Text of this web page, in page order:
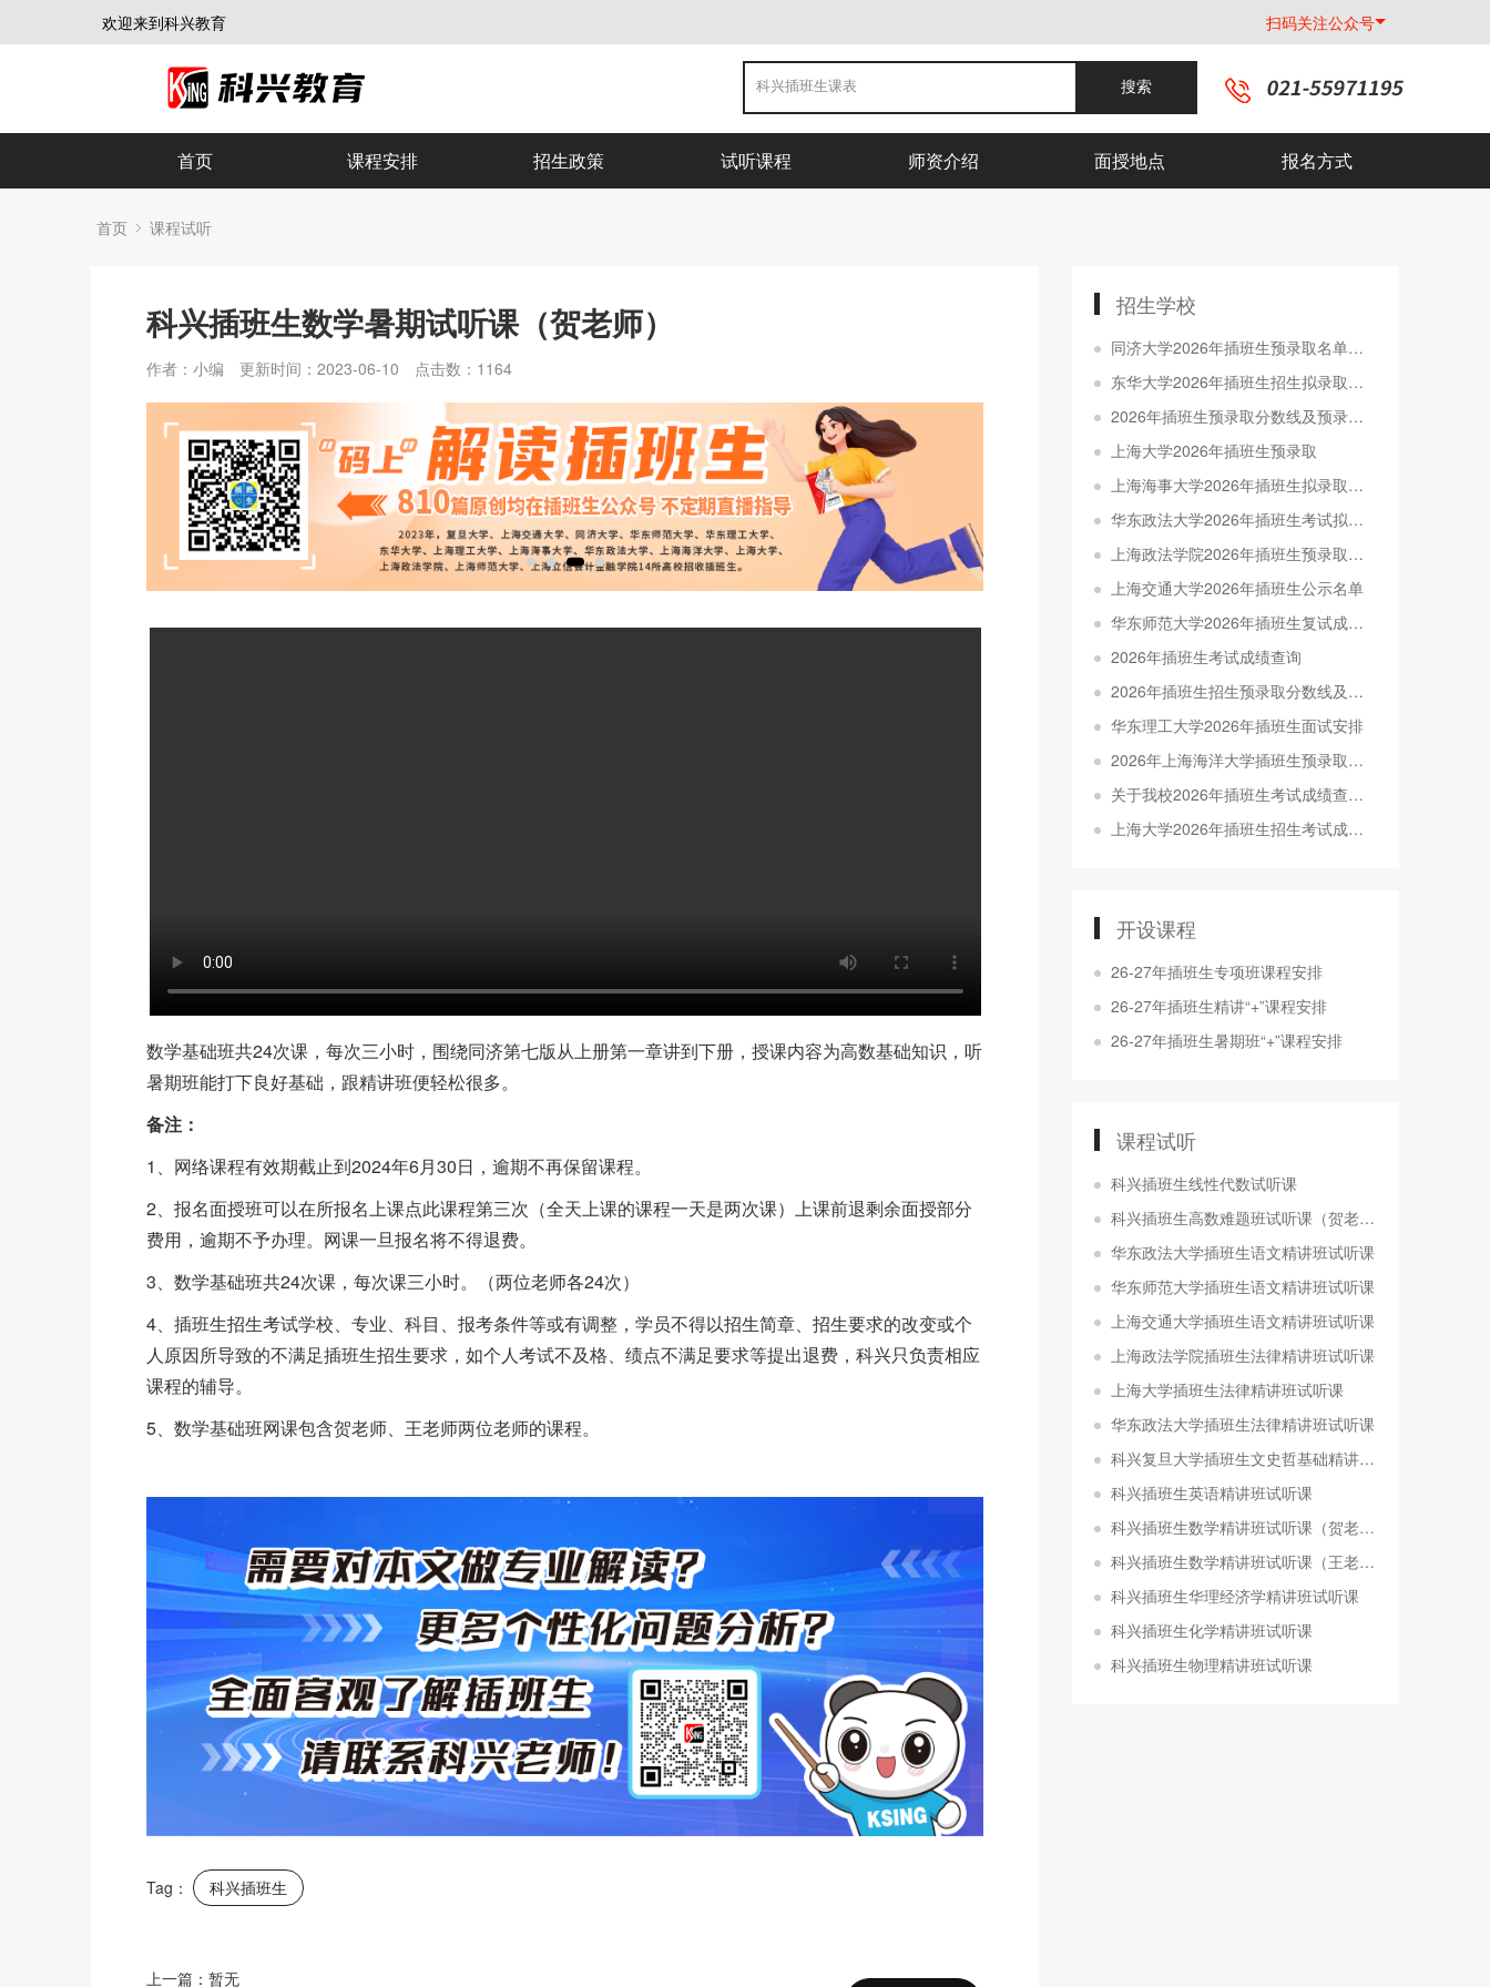
欢迎来到科兴教育 扫码关注公众号
搜索
首页 课程安排 招生政策 试听课程 师资介绍 面授地点 报名方式
首页 课程试听
科兴插班生数学暑期试听课（贺老师）
作者：小编 更新时间：2023-06-10 点击数： 1164
数学基础班共24次课，每次三小时，围绕同济第七版从上册第一章讲到下册，授课内容为高数基础知识，听
暑期班能打下良好基础，跟精讲班便轻松很多。
备注：
1、网络课程有效期截止到2024年6月30日，逾期不再保留课程。
2、报名面授班可以在所报名上课点此课程第三次（全天上课的课程一天是两次课）上课前退剩余面授部分
费用，逾期不予办理。网课一旦报名将不得退费。
3、数学基础班共24次课，每次课三小时。（两位老师各24次）
4、插班生招生考试学校、专业、科目、报考条件等或有调整，学员不得以招生简章、招生要求的改变或个
人原因所导致的不满足插班生招生要求，如个人考试不及格、绩点不满足要求等提出退费，科兴只负责相应
课程的辅导。
5、数学基础班网课包含贺老师、王老师两位老师的课程。
Tag： 科兴插班生
上一篇：暂无
招生学校
同济大学2026年插班生预录取名单公示
东华大学2026年插班生招生拟录取名单公示
2026年插班生预录取分数线及预录取名单公示
上海大学2026年插班生预录取
上海海事大学2026年插班生拟录取名单公示
华东政法大学2026年插班生考试拟录取名单公示
上海政法学院2026年插班生预录取名单公示
上海交通大学2026年插班生公示名单
华东师范大学2026年插班生复试成绩发布及拟录取名单公示
2026年插班生考试成绩查询
2026年插班生招生预录取分数线及考生名单公示
华东理工大学2026年插班生面试安排
2026年上海海洋大学插班生预录取分数线及名单公示
关于我校2026年插班生考试成绩查询及申请成绩复核的通知
上海大学2026年插班生招生考试成绩查询公告
开设课程
26-27年插班生专项班课程安排
26-27年插班生精讲“+”课程安排
26-27年插班生暑期班“+”课程安排
课程试听
科兴插班生线性代数试听课
科兴插班生高数难题班试听课（贺老师）
华东政法大学插班生语文精讲班试听课
华东师范大学插班生语文精讲班试听课
上海交通大学插班生语文精讲班试听课
上海政法学院插班生法律精讲班试听课
上海大学插班生法律精讲班试听课
华东政法大学插班生法律精讲班试听课
科兴复旦大学插班生文史哲基础精讲班试听课
科兴插班生英语精讲班试听课
科兴插班生数学精讲班试听课（贺老师）
科兴插班生数学精讲班试听课（王老师）
科兴插班生华理经济学精讲班试听课
科兴插班生化学精讲班试听课
科兴插班生物理精讲班试听课